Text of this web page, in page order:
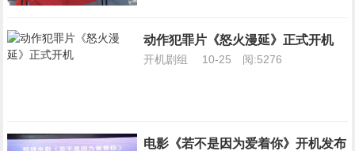
动作犯罪片《怒火漫延》正式开机
开机剧组 10-25 阅:5276
电影《若不是因为爱着你》开机发布